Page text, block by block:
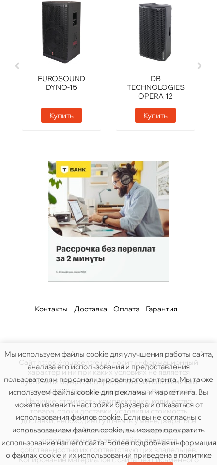
EUROSOUND
DYNO-15
Купить
DB
TECHNOLOGIES
OPERA 12
Купить
Контакты Доставка Оплата Гарантия
Сайт https://muzcentre.ru/ носит информационный
характер и ни при каких условиях не является
публичной офертой, определяемой положениями
статьи 437(2) Гражданского кодекса Российской.
Наличие, стоимость, комплектация, количество
товара, сроки доставки, условия и стоимость
доставки, необходимо уточнять у менеджера. Все
права защищены. Все логотипы и товарные знаки,
используемые на этом сайте, являются
собственностью их соответствующих владельцев.
Копирование материалов с сайта без письменного
Мы используем файлы cookie для улучшения работы сайта,
анализа его использования и предоставления
пользователям персонализированного контента. Мы также
используем файлы cookie для рекламы и маркетинга. Вы
можете изменить настройки браузера и отказаться от
использования файлов cookie. Если вы не согласны с
использованием файлов cookie, вы можете прекратить
использование нашего сайта. Более подробная информация
о файлах cookie и их использовании приведена в политике